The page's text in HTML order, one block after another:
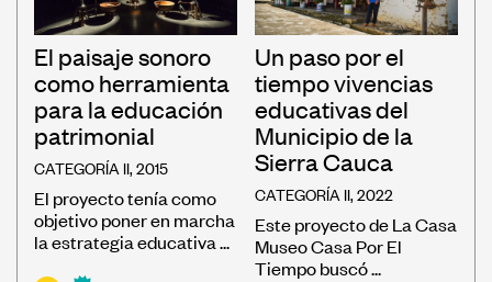
El paisaje sonoro
como herramienta
para la educación
patrimonial
CATEGORÍA II, 2015
El proyecto tenía como
objetivo poner en marcha
la estrategia educativa ...
Un paso por el
tiempo vivencias
educativas del
Municipio de la
Sierra Cauca
CATEGORÍA II, 2022
Este proyecto de La Casa
Museo Casa Por El
Tiempo buscó ...